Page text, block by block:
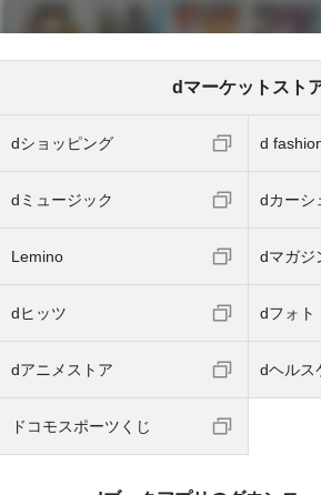
dマーケットスト
dショッピング d
dミュージック dカーシ
Lemino dマガジ
dヒッツ dフォト
dアニメストア dヘルス
ドコモスポーツくじ